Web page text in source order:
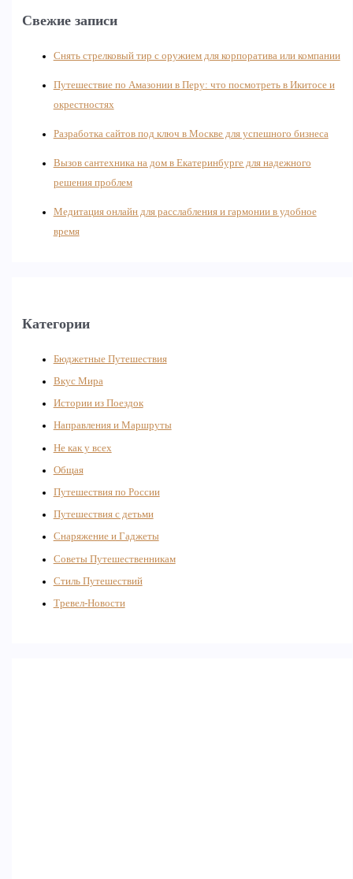
Свежие записи
Снять стрелковый тир с оружием для корпоратива или компании
Путешествие по Амазонии в Перу: что посмотреть в Икитосе и
окрестностях
Разработка сайтов под ключ в Москве для успешного бизнеса
Вызов сантехника на дом в Екатеринбурге для надежного
решения проблем
Медитация онлайн для расслабления и гармонии в удобное
время
Категории
Бюджетные Путешествия
Вкус Мира
Истории из Поездок
Направления и Маршруты
Не как у всех
Общая
Путешествия по России
Путешествия с детьми
Снаряжение и Гаджеты
Советы Путешественникам
Стиль Путешествий
Тревел-Новости